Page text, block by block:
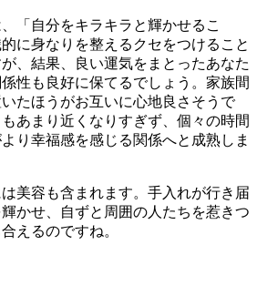
「自分をキラキラと輝かせるこ
に身なりを整えるクセをつけること
、結果、良い運気をまとったあなた
性も良好に保てるでしょう。家族間
たほうがお互いに心地良さそうで
あまり近くなりすぎず、個々の時間
り幸福感を感じる関係へと成熟しま
美容も含まれます。手入れが行き届
かせ、自ずと周囲の人たちを惹きつ
えるのですね。